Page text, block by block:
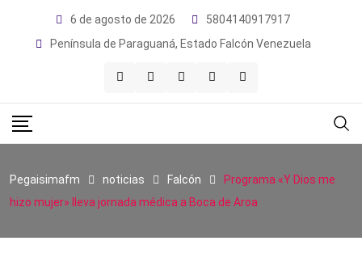
6 de agosto de 2026
5804140917917
Península de Paraguaná, Estado Falcón Venezuela
Pegaisimafm noticias Falcón
Programa «Y Dios me
hizo mujer» lleva jornada médica a Boca de Aroa